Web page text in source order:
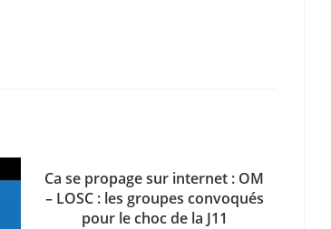
Ca se propage sur internet : OM
– LOSC : les groupes convoqués
pour le choc de la J11